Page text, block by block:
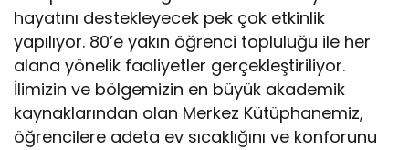
hayatını destekleyecek pek çok etkinlik
yapılıyor. 80’e yakın öğrenci topluluğu ile her
alana yönelik faaliyetler gerçekleştiriliyor.
İlimizin ve bölgemizin en büyük akademik
kaynaklarından olan Merkez Kütüphanemiz,
öğrencilere adeta ev sıcaklığını ve konforunu